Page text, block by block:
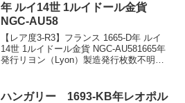
年 ルイ14世 1ルイドール金貨
NGC-AU58
【レア度3-R3】フランス 1665-D年 ルイ
14世 1ルイドール金貨 NGC-AU581665年
発行リヨン（Lyon）製造発行枚数不明
径：25ミリ品位：...
ハンガリー 1693-KB年レオポル